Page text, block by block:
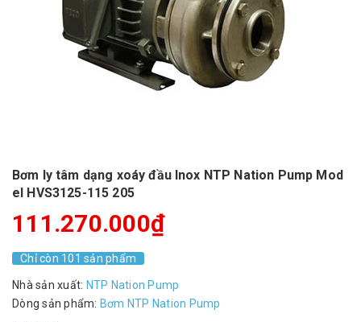
Bơm ly tâm dạng xoáy đầu Inox NTP Nation Pump Mod
el HVS3125-115 205
111.270.000₫
Chỉ còn 101 sản phẩm
Nhà sản xuất: NTP Nation Pump
Dòng sản phẩm: Bơm NTP Nation Pump